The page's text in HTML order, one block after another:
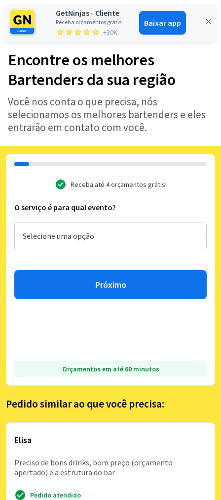
GetNinjas - Cliente
Receba orçamentos grátis
+30K
Baixar app
Entrar
Encontre os melhores
Bartenders da sua região
Você nos conta o que precisa, nós
selecionamos os melhores bartenders e eles
entrarão em contato com você.
Receba até 4 orçamentos grátis!
O serviço é para qual evento?
Próximo
Orçamentos em até 60 minutos
Pedido similar ao que você precisa:
Elisa
Preciso de bons drinks, bom preço (orçamento
apertado) e a estrutura do bar
Pedido atendido